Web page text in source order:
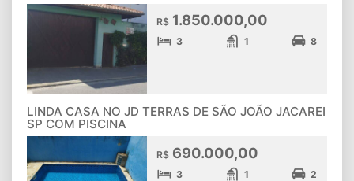
R$ 1.850.000,00
3 1 8
LINDA CASA NO JD TERRAS DE SÃO JOÃO JACAREI
SP COM PISCINA
R$ 690.000,00
3 1 2